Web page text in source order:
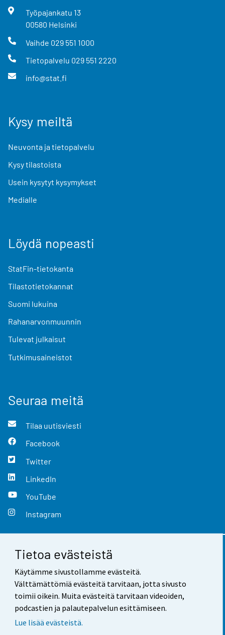
Tietoa evästeistä
Käytämme sivustollamme evästeitä.
Välttämättömiä evästeitä tarvitaan, jotta sivusto
toimii oikein. Muita evästeitä tarvitaan videoiden,
podcastien ja palautepalvelun esittämiseen.
Lue lisää evästeistä.
Työpajankatu 13
00580 Helsinki
Vaihde 029 551 1000
Tietopalvelu 029 551 2220
info@stat.fi
Kysy meiltä
Neuvonta ja tietopalvelu
Kysy tilastoista
Usein kysytyt kysymykset
Medialle
Löydä nopeasti
StatFin-tietokanta
Tilastotietokannat
Suomi lukuina
Rahanarvonmuunnin
Tulevat julkaisut
Tutkimusaineistot
Seuraa meitä
Tilaa uutisviesti
Facebook
Twitter
LinkedIn
YouTube
Instagram
Yhteystiedot
Palaute
Käyttöehdot